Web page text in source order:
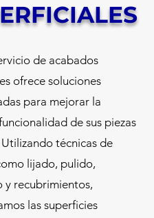
de acabados
ofrece soluciones
para mejorar la
de sus piezas
técnicas de
lijado, pulido,
y recubrimientos,
las superficies